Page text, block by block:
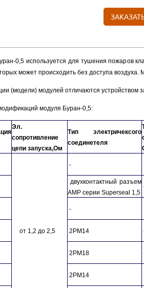
0,5 используется для тушения пожаров
может происходить без доступа
(модели) модулей отличаются устройством
модуля Буран-0,5:
Эл.
сопротивление
цепи запуска,Ом
Тип электричексого
соединетеля
от 1,2 до 2,5
-
двухконтактный разъем
АМР серии Superseal 1,5
-
2РМ14
2РМ18
2РМ14